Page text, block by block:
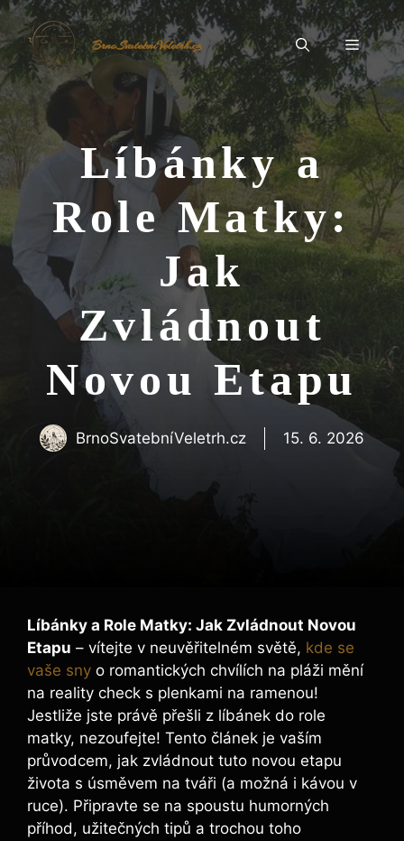
Přeskočit
na
obsah
BrnoSvatebníVeletrh.cz Menu
Líbánky a
Role Matky:
Jak
Zvládnout
Novou Etapu
BrnoSvatebníVeletrh.cz 15. 6. 2026
Líbánky a Role Matky: Jak Zvládnout Novou
Etapu – vítejte v neuvěřitelném světě, kde se
vaše sny o romantických chvílích na pláži mění
na reality check s plenkami na ramenou!
Jestliže jste právě přešli z líbánek do role
matky, nezoufejte! Tento článek je vaším
průvodcem, jak zvládnout tuto novou etapu
života s úsměvem na tváři (a možná i kávou v
ruce). Připravte se na spoustu humorných
příhod, užitečných tipů a trochou toho